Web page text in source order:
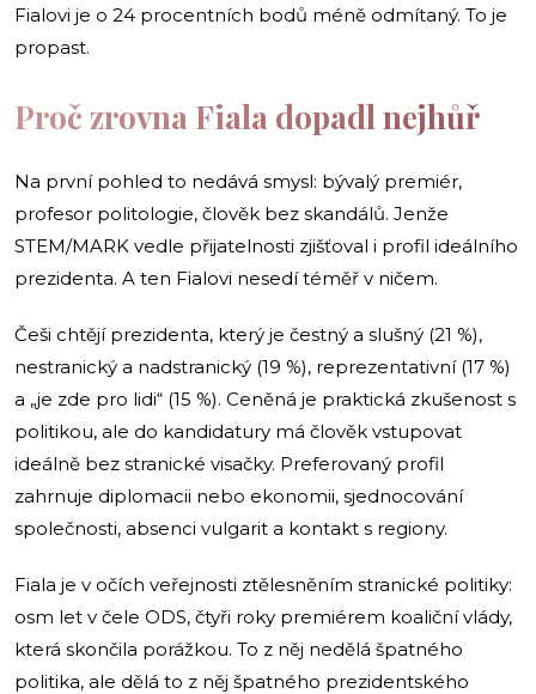
Fialovi je o 24 procentních bodů méně odmítaný. To je
propast.
Proč zrovna Fiala dopadl nejhůř
Na první pohled to nedává smysl: bývalý premiér,
profesor politologie, člověk bez skandálů. Jenže
STEM/MARK vedle přijatelnosti zjišťoval i profil ideálního
prezidenta. A ten Fialovi nesedí téměř v ničem.
Češi chtějí prezidenta, který je čestný a slušný (21 %),
nestranický a nadstranický (19 %), reprezentativní (17 %)
a „je zde pro lidi“ (15 %). Ceněná je praktická zkušenost s
politikou, ale do kandidatury má člověk vstupovat
ideálně bez stranické visačky. Preferovaný profil
zahrnuje diplomacii nebo ekonomii, sjednocování
společnosti, absenci vulgarit a kontakt s regiony.
Fiala je v očích veřejnosti ztělesněním stranické politiky:
osm let v čele ODS, čtyři roky premiérem koaliční vlády,
která skončila porážkou. To z něj nedělá špatného
politika, ale dělá to z něj špatného prezidentského